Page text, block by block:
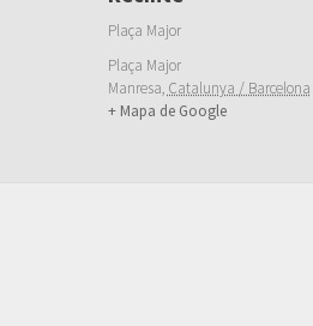
Plaça Major
Plaça Major
Manresa, Catalunya / Barcelona
+ Mapa de Google